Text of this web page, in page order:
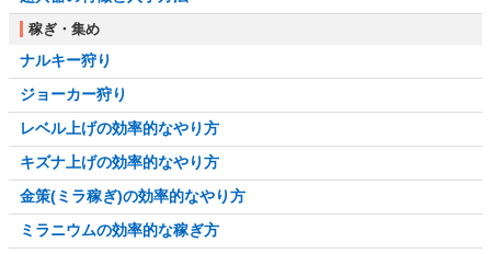
稼ぎ・集め
ナルキー狩り
ジョーカー狩り
レベル上げの効率的なやり方
キズナ上げの効率的なやり方
金策(ミラ稼ぎ)の効率的なやり方
ミラニウムの効率的な稼ぎ方